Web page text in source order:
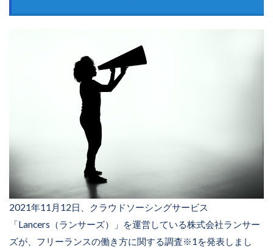
2021年11月12日、クラウドソーシングサービス
「Lancers（ランサーズ）」を運営している株式会社ランサー
ズが、フリーランスの働き方に関する調査※1を発表しまし